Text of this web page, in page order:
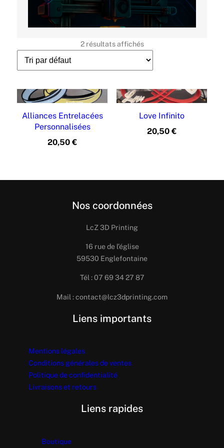
t
2 résultats affichés
Alliances Entrelacées
Personnalisées
20,50€
Love Infinito
20,50 €
Nos coordonnées
LcZ 3D Printing
16 rue de l’église
59530 Englefontaine
Tél : 07 69 34 27 87
Mail : contact@lcz3dprinting.com
Liens importants
Mentions légales
Conditions générales de ventes
Politique de confidentialité
Livraisons et retours
Liens rapides
Boutique